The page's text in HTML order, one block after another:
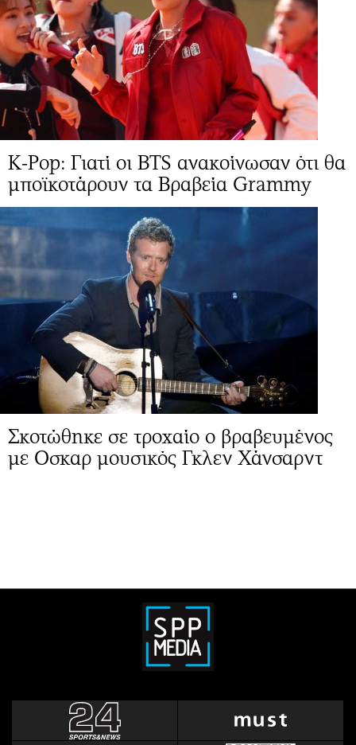
K-Pop: Γιατί οι BTS ανακοίνωσαν ότι θα
μποϊκοτάρουν τα Βραβεία Grammy
Σκοτώθηκε σε τροχαίο ο βραβευμένος
με Οσκαρ μουσικός Γκλεν Χάνσαρντ